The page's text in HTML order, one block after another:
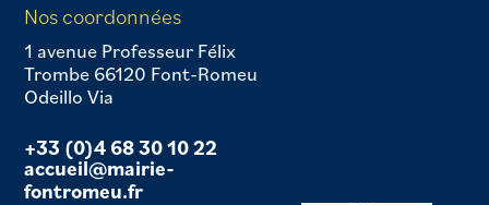
Nos coordonnées
1 avenue Professeur Félix
Trombe 66120 Font-Romeu
Odeillo Via
+33 (0)4 68 30 10 22
accueil@mairie-
fontromeu.fr